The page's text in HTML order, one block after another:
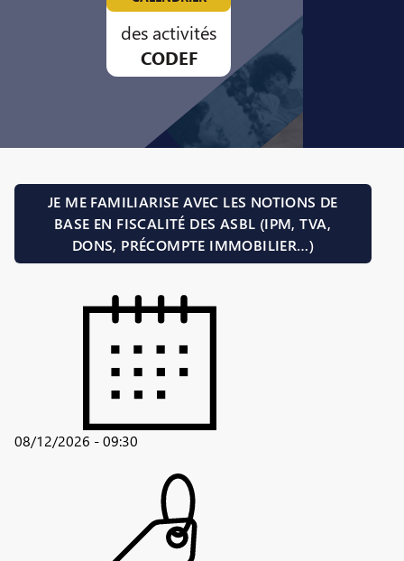
des activités
CODEF
JE ME FAMILIARISE AVEC LES NOTIONS DE
BASE EN FISCALITÉ DES ASBL (IPM, TVA,
DONS, PRÉCOMPTE IMMOBILIER…)
08/12/2026 - 09:30